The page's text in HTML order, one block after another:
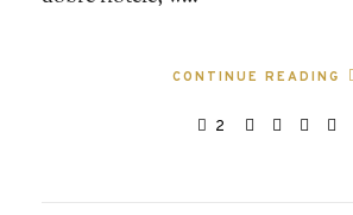
CONTINUE READING
2